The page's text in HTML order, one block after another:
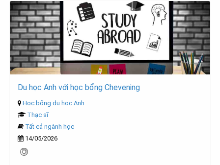
Du học Anh với học bổng Chevening
Học bổng du học Anh
Thạc sĩ
Tất cả ngành học
14/05/2026